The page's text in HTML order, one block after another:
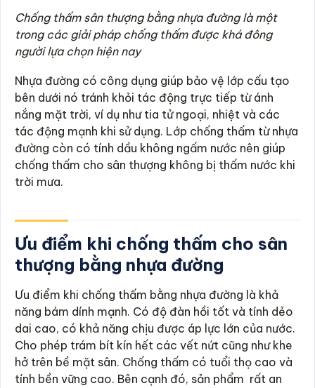
Chống thấm sân thượng bằng nhựa đường là một
trong các giải pháp chống thấm được khá đông
người lựa chọn hiện nay
Nhựa đường có công dụng giúp bảo vệ lớp cấu tạo
bên dưới nó tránh khỏi tác động trực tiếp từ ánh
nắng mặt trời, ví dụ như tia tử ngoại, nhiệt và các
tác động mạnh khi sử dụng. Lớp chống thấm từ nhựa
đường còn có tính dầu không ngấm nước nên giúp
chống thấm cho sân thượng không bị thấm nước khi
trời mưa.
Ưu điểm khi chống thấm cho sân
thượng bằng nhựa đường
Ưu điểm khi chống thấm bằng nhựa đường là khả
năng bám dính mạnh. Có độ đàn hồi tốt và tính dẻo
dai cao, có khả năng chịu được áp lực lớn của nước.
Cho phép trám bít kín hết các vết nứt cũng như khe
hở trên bề mặt sân. Chống thấm có tuổi thọ cao và
tính bền vững cao. Bên cạnh đó, sản phẩm rất an